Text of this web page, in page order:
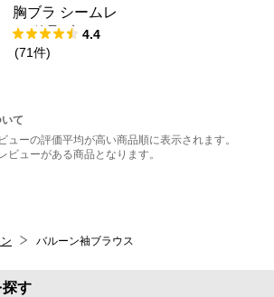
胸ブラ シームレ
ス 単品ブラジャ
ー
4.4
(71件)
て
ューの評価平均が高い商品順に表示されます。
ビューがある商品となります。
バルーン袖ブラウス
す